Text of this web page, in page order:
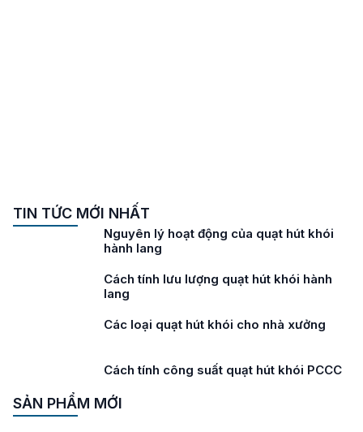
TIN TỨC MỚI NHẤT
Nguyên lý hoạt động của quạt hút khói
hành lang
Cách tính lưu lượng quạt hút khói hành
lang
Các loại quạt hút khói cho nhà xưởng
Cách tính công suất quạt hút khói PCCC
SẢN PHẨM MỚI